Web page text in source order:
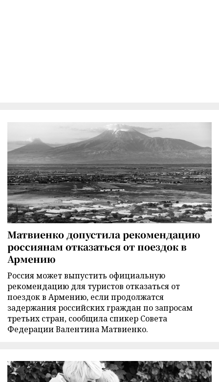
Матвиенко допустила рекомендацию
россиянам отказаться от поездок в
Армению
Россия может выпустить официальную
рекомендацию для туристов отказаться от
поездок в Армению, если продолжатся
задержания российских граждан по запросам
третьих стран, сообщила спикер Совета
Федерации Валентина Матвиенко.